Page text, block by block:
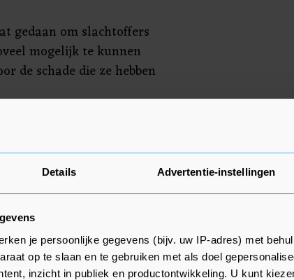
Details Advertentie-instellingen
je persoonlijke gegevens (bijv. uw IP-adres) met
op te slaan en te gebruiken met als doel
inzicht in publiek en productontwikkeling. U kunt
gedaan om slachtoffers
mogelijk te kunnen
de schade die ze hebben
herkend op
worden ze voorgeleid aan